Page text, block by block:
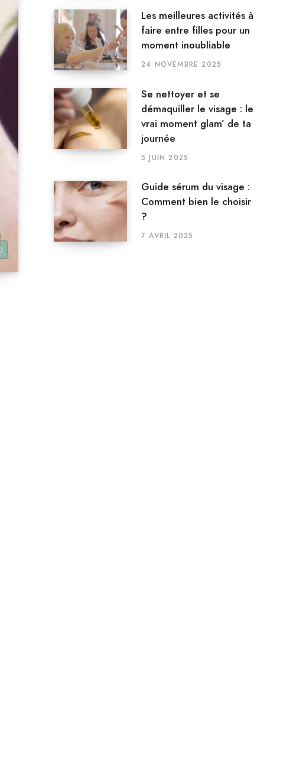
Les meilleures activités à
faire entre filles pour un
moment inoubliable
24 NOVEMBRE 2025
Se nettoyer et se
démaquiller le visage : le
vrai moment glam’ de ta
journée
5 JUIN 2025
Guide sérum du visage :
Comment bien le choisir
?
7 AVRIL 2025